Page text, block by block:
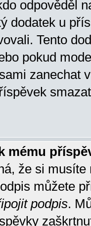
odpověděl
dodatek u
Tento
pokud
zanechat
mému
že si
můžete
podpis.